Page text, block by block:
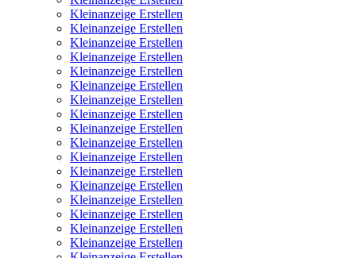
Kleinanzeige Erstellen
Kleinanzeige Erstellen
Kleinanzeige Erstellen
Kleinanzeige Erstellen
Kleinanzeige Erstellen
Kleinanzeige Erstellen
Kleinanzeige Erstellen
Kleinanzeige Erstellen
Kleinanzeige Erstellen
Kleinanzeige Erstellen
Kleinanzeige Erstellen
Kleinanzeige Erstellen
Kleinanzeige Erstellen
Kleinanzeige Erstellen
Kleinanzeige Erstellen
Kleinanzeige Erstellen
Kleinanzeige Erstellen